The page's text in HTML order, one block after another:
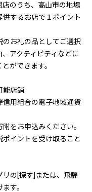
店のうち、高山市の地場
するお店で１ポイント
お礼の品としてご選択
アクティビティなどに
ができます。
能店舗
用組合の電子地域通貨
をお申込みください。
イントを受け取ること
リの[探す]または、飛騨
す。